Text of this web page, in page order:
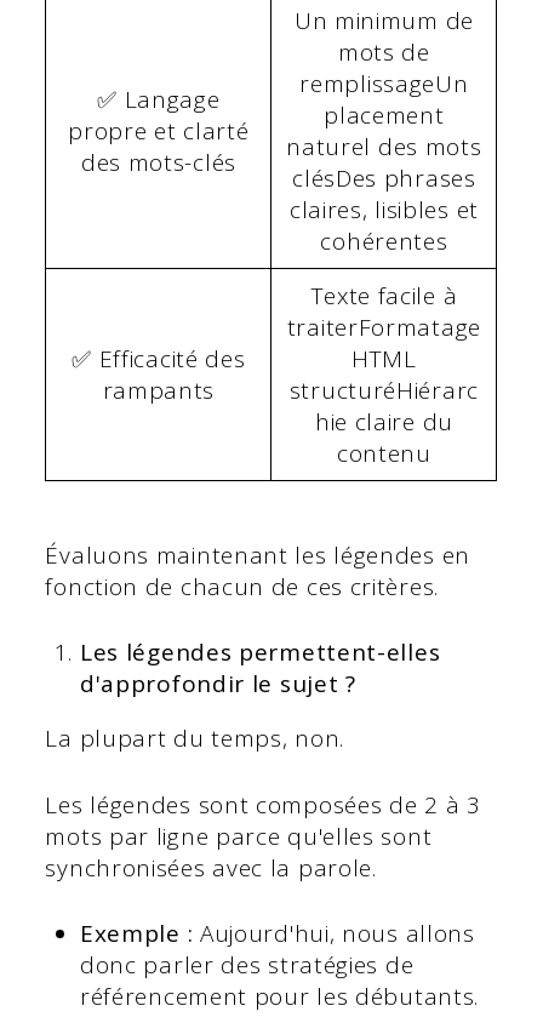
✅ Langage
propre et clarté
des mots-clés
Un minimum de
mots de
remplissageUn
placement
naturel des mots
clésDes phrases
claires, lisibles et
cohérentes
✅ Efficacité des
rampants
Texte facile à
traiterFormatage
HTML
structuréHiérarc
hie claire du
contenu
Évaluons maintenant les légendes en
fonction de chacun de ces critères.
Les légendes permettent-elles
d'approfondir le sujet ?
La plupart du temps, non.
Les légendes sont composées de 2 à 3
mots par ligne parce qu'elles sont
synchronisées avec la parole.
Exemple : Aujourd'hui, nous allons
donc parler des stratégies de
référencement pour les débutants.